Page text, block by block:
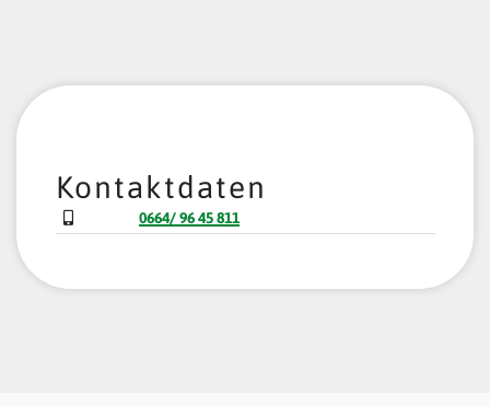
Kontaktdaten
0664/ 96 45 811